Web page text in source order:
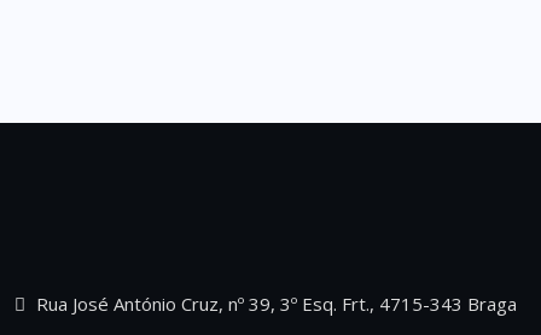
Rua José António Cruz, nº 39, 3º Esq. Frt., 4715-343 Braga